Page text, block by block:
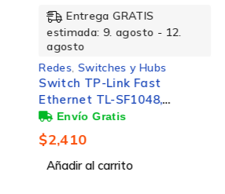
Entrega GRATIS
estimada: 9. agosto - 12.
agosto
Redes, Switches y Hubs
Switch TP-Link Fast
Ethernet TL-SF1048,
10/100Mbps, 9.6Gbit/s, 48
Puertos ? No Administrable
$2,410
Añadir al carrito